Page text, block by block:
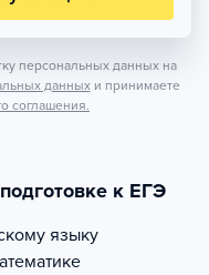
персональных данных на
данных и принимаете
соглашения.
к ЕГЭ
языку